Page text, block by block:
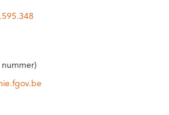
nummer)